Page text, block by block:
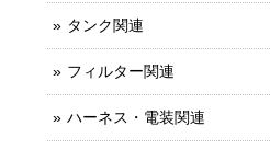
タンク関連
フィルター関連
ハーネス・電装関連